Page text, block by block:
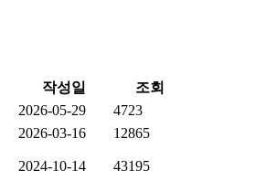
작성일
조회
2026-05-29
4723
2026-03-16 12865
2024-10-14 43195